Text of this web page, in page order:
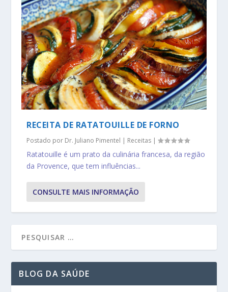
RECEITA DE RATATOUILLE DE FORNO
Postado por Dr. Juliano Pimentel | Receitas |
Ratatouille é um prato da culinária francesa, da região
da Provence, que tem influências...
CONSULTE MAIS INFORMAÇÃO
BLOG DA SAÚDE